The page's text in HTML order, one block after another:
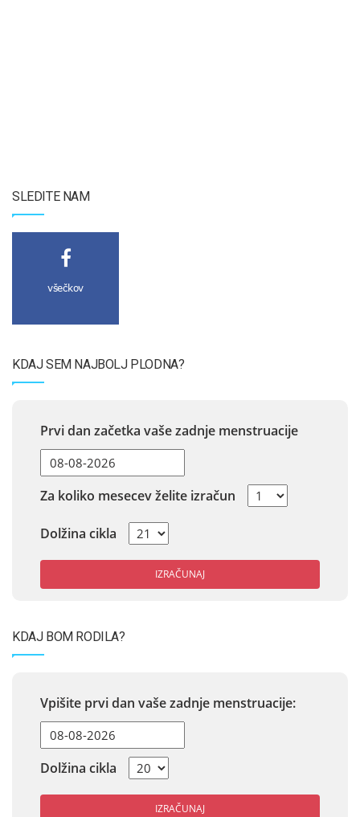
SLEDITE NAM
všečkov
KDAJ SEM NAJBOLJ PLODNA?
Prvi dan začetka vaše zadnje menstruacije
Za koliko mesecev želite izračun
Dolžina cikla
IZRAČUNAJ
KDAJ BOM RODILA?
Vpišite prvi dan vaše zadnje menstruacije:
Dolžina cikla
IZRAČUNAJ